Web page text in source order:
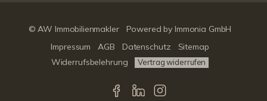
© AW Immobilienmakler
Powered by Immonia GmbH
Impressum
AGB Datenschutz
Sitemap
Widerrufsbelehrung
Vertrag widerrufen